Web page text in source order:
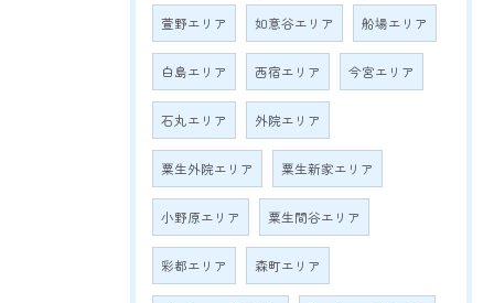
萱野エリア 如意谷エリア 船場エリア
白島エリア 西宿エリア 今宮エリア
石丸エリア 外院エリア
粟生外院エリア 粟生新家エリア
小野原エリア 粟生間谷エリア
彩都エリア 森町エリア